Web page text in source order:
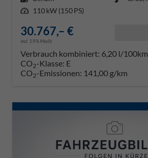
Leistung 110 kW (150 PS)
30.767,– €
incl. 19% MwSt.
Verbrauch kombiniert: 6,20 l/100km
CO2-Klasse: E
CO2-Emissionen: 141,00 g/km